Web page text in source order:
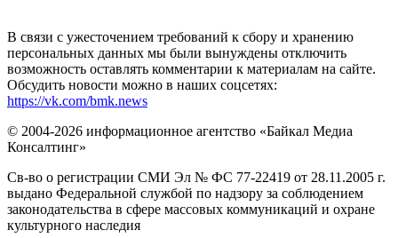
В связи с ужесточением требований к сбору и хранению
персональных данных мы были вынуждены отключить
возможность оставлять комментарии к материалам на сайте.
Обсудить новости можно в наших соцсетях:
https://vk.com/bmk.news
© 2004-2026 информационное агентство «Байкал Медиа
Консалтинг»
Св-во о регистрации СМИ Эл № ФС 77-22419 от 28.11.2005 г.
выдано Федеральной службой по надзору за соблюдением
законодательства в сфере массовых коммуникаций и охране
культурного наследия